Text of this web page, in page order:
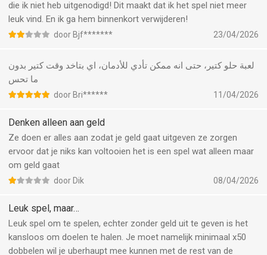
die ik niet heb uitgenodigd! Dit maakt dat ik het spel niet meer
leuk vind. En ik ga hem binnenkort verwijderen!
door Bjf******* 23/04/2026
لعبة حلو كتير، حتى انه ممكن تأدي للأدمان، اي بتاخد وقت كتير بدون
ما تحس
door Bri****** 11/04/2026
Denken alleen aan geld
Ze doen er alles aan zodat je geld gaat uitgeven ze zorgen
ervoor dat je niks kan voltooien het is een spel wat alleen maar
om geld gaat
door Dik 08/04/2026
Leuk spel, maar…
Leuk spel om te spelen, echter zonder geld uit te geven is het
kansloos om doelen te halen. Je moet namelijk minimaal x50
dobbelen wil je uberhaupt mee kunnen met de rest van de